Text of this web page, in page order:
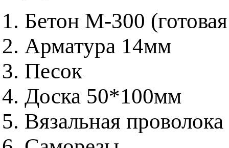
Бетон М-300
Арматура 14мм
Песок
Доска 50*100мм
Вязальная проволока